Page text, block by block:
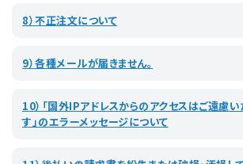
8）不正注文について
9）各種メールが届きません。
10）「国外IPアドレスからのアクセスはご遠慮い
す」のエラーメッセージについて